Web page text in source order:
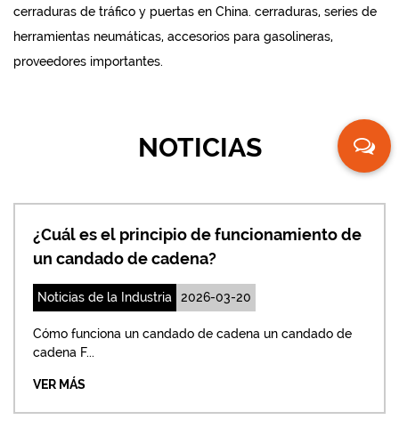
cerraduras de tráfico y puertas en China. cerraduras, series de
herramientas neumáticas, accesorios para gasolineras,
proveedores importantes.
NOTICIAS
de funcionamiento de
2026-03-20
de cadena un candado de
¿Cómo ajustar el
Solución inmediata: